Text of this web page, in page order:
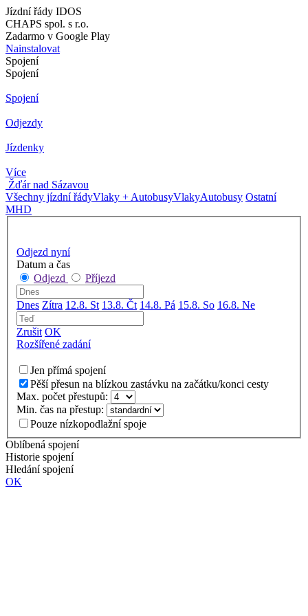
Jízdní řády IDOS
CHAPS spol. s r.o.
Zadarmo v Google Play
Nainstalovat
Spojení
Spojení
Spojení
Odjezdy
Jízdenky
Více
Žďár nad Sázavou
Všechny jízdní řádyVlaky + AutobusyVlakyAutobusy Ostatní
MHD
Odjezd nyní
Datum a čas
Odjezd
Příjezd
Dnes Zítra 12.8. St 13.8. Čt 14.8. Pá 15.8. So 16.8. Ne
Zrušit OK
Rozšířené zadání
Jen přímá spojení
Pěší přesun na blízkou zastávku na začátku/konci cesty
Max. počet přestupů:
Min. čas na přestup:
Pouze nízkopodlažní spoje
Oblíbená spojení
Historie spojení
Hledání spojení
OK